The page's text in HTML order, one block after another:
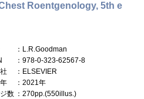
Roentgenology, 5th e
：L.R.Goodman
：978-0-323-62567-8
：ELSEVIER
：2021年
数 ：270pp.(550illus.)